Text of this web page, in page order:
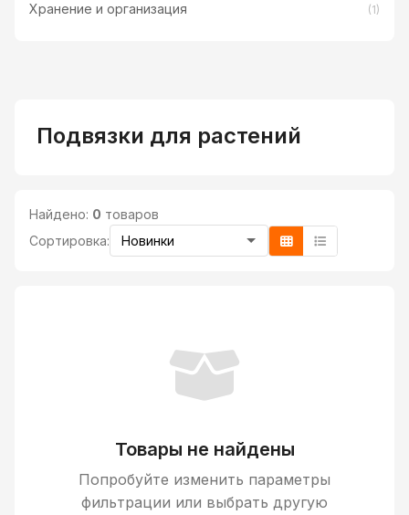
Хранение и организация (1)
Подвязки для растений
Найдено: 0 товаров
Сортировка:
Товары не найдены
Попробуйте изменить параметры
фильтрации или выбрать другую